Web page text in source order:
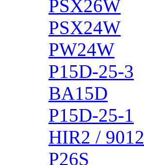
PSX26W
PSX24W
PW24W
P15D-25-3
BA15D
P15D-25-1
HIR2 / 9012
P26S